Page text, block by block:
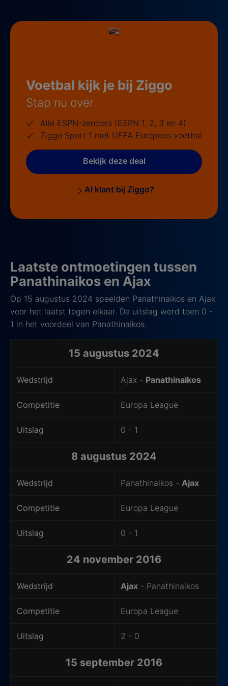
Voetbal kijk je bij Ziggo
Stap nu over
Alle ESPN-zenders (ESPN 1, 2, 3 en 4)
Ziggo Sport 1 met UEFA Europees voetbal
Bekijk deze deal
Al klant bij Ziggo?
Laatste ontmoetingen tussen
Panathinaikos en Ajax
Op 15 augustus 2024 speelden Panathinaikos en Ajax
voor het laatst tegen elkaar. De uitslag werd toen 0 -
1 in het voordeel van Panathinaikos.
15 augustus 2024
Wedstrijd Ajax - Panathinaikos
Competitie Europa League
Uitslag 0 - 1
8 augustus 2024
Wedstrijd Panathinaikos - Ajax
Competitie Europa League
Uitslag 0 - 1
24 november 2016
Wedstrijd Ajax - Panathinaikos
Competitie Europa League
Uitslag 2 - 0
15 september 2016